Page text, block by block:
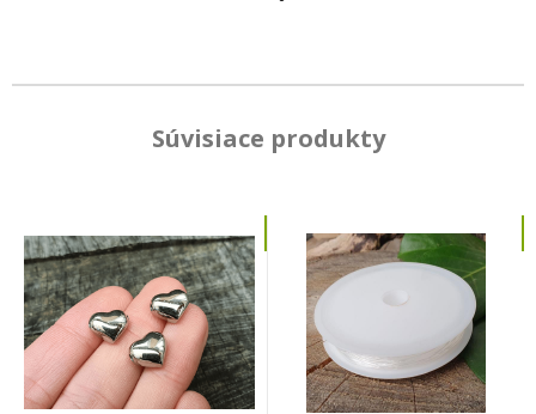
Súvisiace produkty